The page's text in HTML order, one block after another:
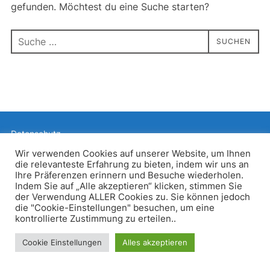
gefunden. Möchtest du eine Suche starten?
Suchen
nach:
SUCHEN
Datenschutz
Inspiro WordPress Theme von WPZOOM
Wir verwenden Cookies auf unserer Website, um Ihnen
die relevanteste Erfahrung zu bieten, indem wir uns an
Ihre Präferenzen erinnern und Besuche wiederholen.
Indem Sie auf „Alle akzeptieren“ klicken, stimmen Sie
der Verwendung ALLER Cookies zu. Sie können jedoch
die "Cookie-Einstellungen" besuchen, um eine
kontrollierte Zustimmung zu erteilen..
Cookie Einstellungen Alles akzeptieren